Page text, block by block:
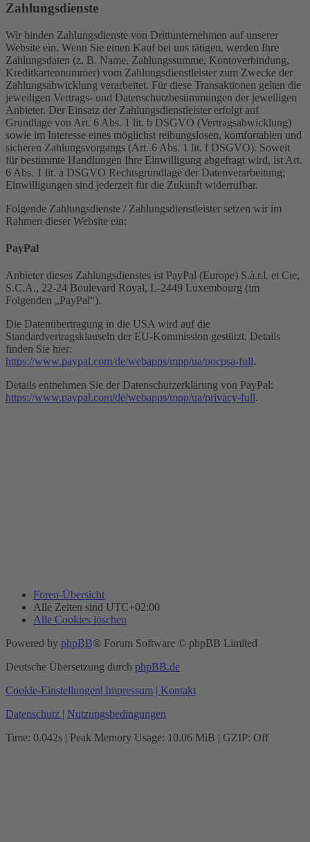
Zahlungsdienste
Wir binden Zahlungsdienste von Drittunternehmen auf unserer
Website ein. Wenn Sie einen Kauf bei uns tätigen, werden Ihre
Zahlungsdaten (z. B. Name, Zahlungssumme, Kontoverbindung,
Kreditkartennummer) vom Zahlungsdienstleister zum Zwecke der
Zahlungsabwicklung verarbeitet. Für diese Transaktionen gelten die
jeweiligen Vertrags- und Datenschutzbestimmungen der jeweiligen
Anbieter. Der Einsatz der Zahlungsdienstleister erfolgt auf
Grundlage von Art. 6 Abs. 1 lit. b DSGVO (Vertragsabwicklung)
sowie im Interesse eines möglichst reibungslosen, komfortablen und
sicheren Zahlungsvorgangs (Art. 6 Abs. 1 lit. f DSGVO). Soweit
für bestimmte Handlungen Ihre Einwilligung abgefragt wird, ist Art.
6 Abs. 1 lit. a DSGVO Rechtsgrundlage der Datenverarbeitung;
Einwilligungen sind jederzeit für die Zukunft widerrufbar.
Folgende Zahlungsdienste / Zahlungsdienstleister setzen wir im
Rahmen dieser Website ein:
PayPal
Anbieter dieses Zahlungsdienstes ist PayPal (Europe) S.à.r.l. et Cie,
S.C.A., 22-24 Boulevard Royal, L-2449 Luxembourg (im
Folgenden „PayPal“).
Die Datenübertragung in die USA wird auf die
Standardvertragsklauseln der EU-Kommission gestützt. Details
finden Sie hier:
https://www.paypal.com/de/webapps/mpp/ua/pocpsa-full.
Details entnehmen Sie der Datenschutzerklärung von PayPal:
https://www.paypal.com/de/webapps/mpp/ua/privacy-full.
Foren-Übersicht
Alle Zeiten sind UTC+02:00
Alle Cookies löschen
Powered by phpBB® Forum Software © phpBB Limited
Deutsche Übersetzung durch phpBB.de
Cookie-Einstellungen| Impressum | Kontakt
Datenschutz | Nutzungsbedingungen
Time: 0.042s | Peak Memory Usage: 10.06 MiB | GZIP: Off